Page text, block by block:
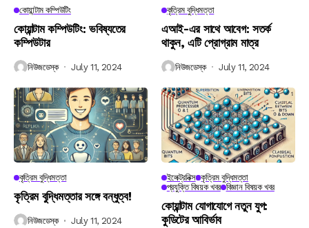
কোয়ান্টাম কম্পিউটিং
কোয়ান্টাম কম্পিউটিং: ভবিষ্যতের
কম্পিউটার
নিউজডেস্ক July 11, 2024
কৃত্রিম বুদ্ধিমত্তা
এআই-এর সাথে আবেগ: সতর্ক
থাকুন, এটি প্রোগ্রাম মাত্র
নিউজডেস্ক July 11, 2024
কৃত্রিম বুদ্ধিমত্তা
কৃত্রিম বুদ্ধিমত্তার সঙ্গে বন্ধুত্ব!
নিউজডেস্ক July 11, 2024
ইলেক্ট্রনিক্স কৃত্রিম বুদ্ধিমত্তা
প্রযুক্তি বিষয়ক খবর বিজ্ঞান বিষয়ক খবর
কোয়ান্টাম যোগাযোগে নতুন যুগ:
কুডিটের আবির্ভাব